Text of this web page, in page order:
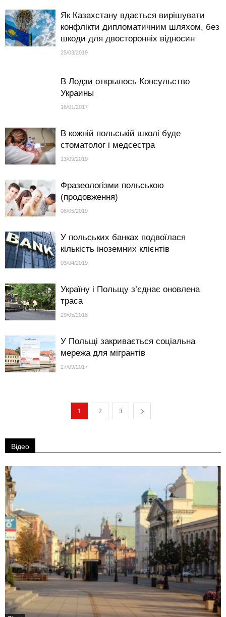
Як Казахстану вдається вирішувати
конфлікти дипломатичним шляхом, без
шкоди для двосторонніх відносин
25/03/2019
В Лодзи открылось Консульство
Украины
16/01/2017
В кожній польській школі буде
стоматолог і медсестра
13/09/2019
Фразеологізми польською
(продовження)
08/05/2019
У польських банках подвоїлася
кількість іноземних клієнтів
03/04/2019
Україну і Польщу з’єднає оновлена
траса
29/05/2018
У Польщі закривається соціальна
мережа для мігрантів
27/09/2017
1 2 3
Відео